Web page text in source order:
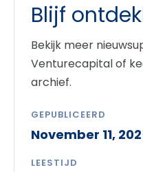
Blijf
Bekijk meer
Venturecapital of
archief.
GEPUBLICEERD
November 11,
LEESTIJD